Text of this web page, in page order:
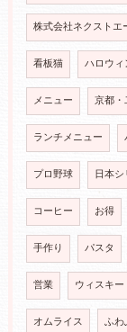
株式会社ネクストエ
看板猫 ハロウィ
メニュー 京都
ランチメニュー
プロ野球 日本
コーヒー お得
手作り パスタ
営業 ウィスキー
オムライス ふ